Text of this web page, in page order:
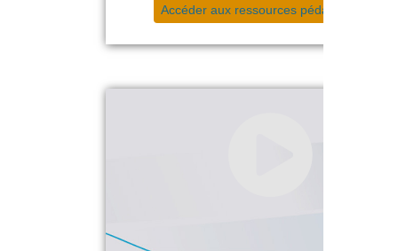
Accéder aux ressources pédagogiques